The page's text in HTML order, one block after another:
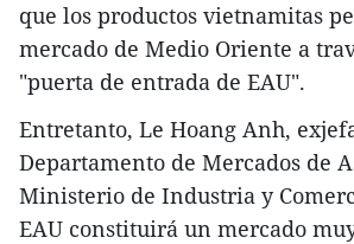
que los productos vietnamitas
mercado de Medio Oriente a
"puerta de entrada de EAU".
Entretanto, Le Hoang Anh,
Departamento de Mercados de
Ministerio de Industria y
EAU constituirá un mercado